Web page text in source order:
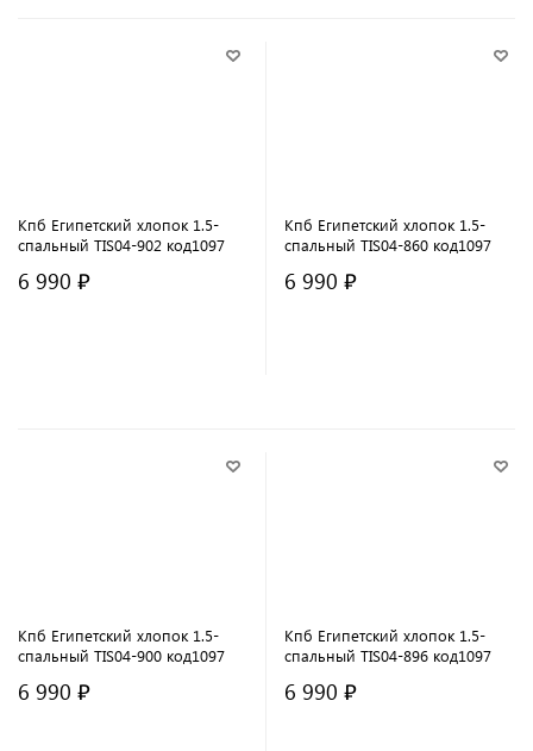
Кпб Египетский хлопок 1.5-
спальный TIS04-902 код1097
6 990 ₽
Кпб Египетский хлопок 1.5-
спальный TIS04-860 код1097
6 990 ₽
Кпб Египетский хлопок 1.5-
спальный TIS04-900 код1097
6 990 ₽
Кпб Египетский хлопок 1.5-
спальный TIS04-896 код1097
6 990 ₽